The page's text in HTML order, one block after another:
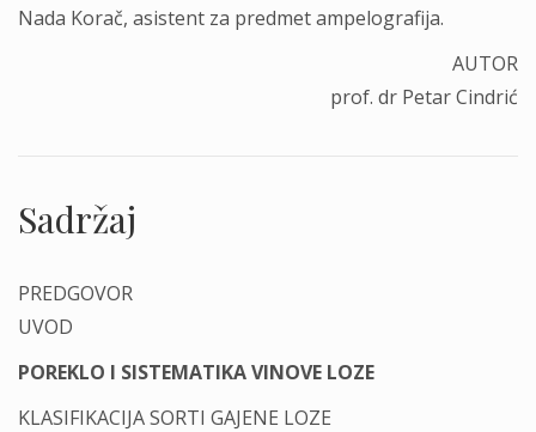
Nada Korač, asistent za predmet ampelografija.
AUTOR
prof. dr Petar Cindrić
Sadržaj
PREDGOVOR
UVOD
POREKLO I SISTEMATIKA VINOVE LOZE
KLASIFIKACIJA SORTI GAJENE LOZE